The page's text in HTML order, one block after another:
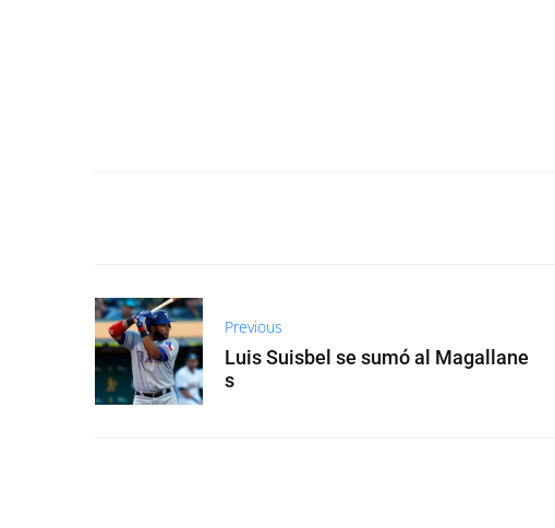
Previous
Luis Suisbel se sumó al Magallane
s